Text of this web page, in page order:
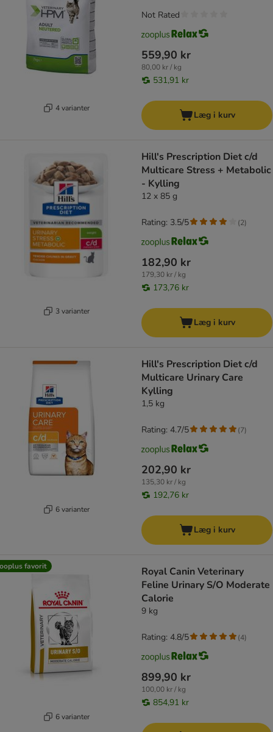
4 varianter
559,90 kr
80,00 kr / kg
531,91 kr
Not Rated
Læg i kurv
3 varianter
Hill's Prescription Diet c/d
Multicare Stress + Metabolic
- Kylling
12 x 85 g
182,90 kr
179,30 kr / kg
173,76 kr
Rating: 3.5/5 (2)
Læg i kurv
6 varianter
Hill's Prescription Diet c/d
Multicare Urinary Care
Kylling
1,5 kg
202,90 kr
135,30 kr / kg
192,76 kr
Rating: 4.7/5 (7)
Læg i kurv
favorit
6 varianter
Royal Canin Veterinary
Feline Urinary S/O Moderate
Calorie
9 kg
899,90 kr
100,00 kr / kg
854,91 kr
Rating: 4.8/5 (4)